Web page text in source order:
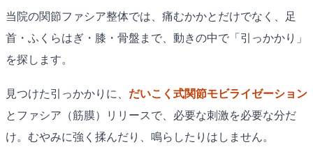
当院の関節ファシア整体では、痛むかかとだけでなく、足
首・ふくらはぎ・膝・骨盤まで、動きの中で「引っかかり」
を探します。
見つけた引っかかりに、 だいこく式関節モビライゼーション
とファシア（筋膜）リリースで、必要な刺激を必要な分だ
け。むやみに強く揉んだり、鳴らしたりはしません。